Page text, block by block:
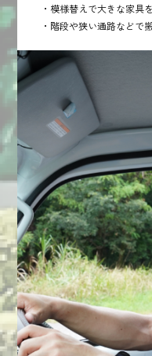
・模様替えで大きな家具
・階段や狭い通路などで